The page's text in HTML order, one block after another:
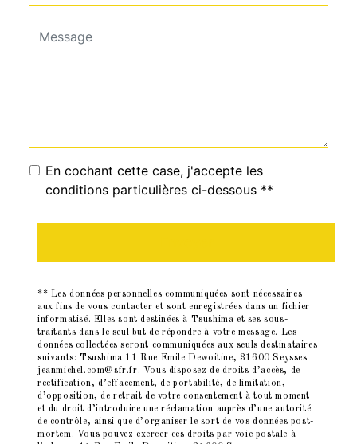
En cochant cette case, j'accepte les
conditions particulières ci-dessous **
** Les données personnelles communiquées sont nécessaires
aux fins de vous contacter et sont enregistrées dans un fichier
informatisé. Elles sont destinées à Tsushima et ses sous-
traitants dans le seul but de répondre à votre message. Les
données collectées seront communiquées aux seuls destinataires
suivants: Tsushima 11 Rue Emile Dewoitine, 31600 Seysses
jeanmichel.com@sfr.fr. Vous disposez de droits d’accès, de
rectification, d’effacement, de portabilité, de limitation,
d’opposition, de retrait de votre consentement à tout moment
et du droit d’introduire une réclamation auprès d’une autorité
de contrôle, ainsi que d’organiser le sort de vos données post-
mortem. Vous pouvez exercer ces droits par voie postale à